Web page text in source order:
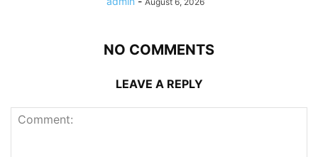
NO COMMENTS
LEAVE A REPLY